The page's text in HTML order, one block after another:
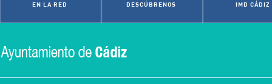
EN LA RED DESCÚBRENOS IMD CÁDIZ